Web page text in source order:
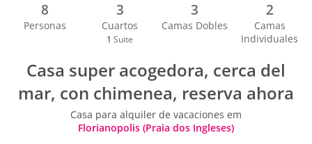
8
Personas
3
Cuartos
1 Suite
3
Camas Dobles
2
Camas
Individuales
Casa super acogedora, cerca del
mar, con chimenea, reserva ahora
Casa para alquiler de vacaciones em
Florianopolis (Praia dos Ingleses)